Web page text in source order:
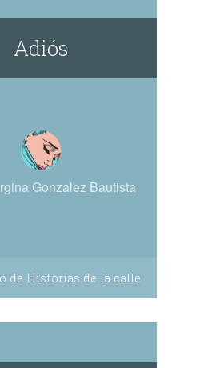
Adiós
Gonzalez Bautista
de Historias de la calle